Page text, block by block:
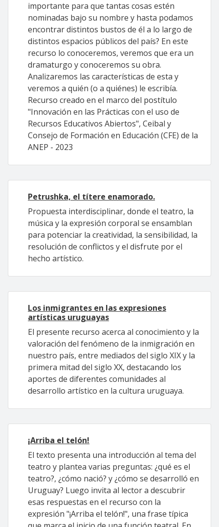
importante para que tantas cosas estén
nominadas bajo su nombre y hasta podamos
encontrar distintos bustos de él a lo largo de
distintos espacios públicos del país? En este
recurso lo conoceremos, veremos que era un
dramaturgo y conoceremos su obra.
Analizaremos las características de esta y
veremos a quién (o a quiénes) le escribía.
Recurso creado en el marco del postítulo
"Innovación en las Prácticas con el uso de
Recursos Educativos Abiertos", Ceibal y
Consejo de Formación en Educación (CFE) de la
ANEP - 2023
Petrushka, el títere enamorado.
Propuesta interdisciplinar, donde el teatro, la
música y la expresión corporal se ensamblan
para potenciar la creatividad, la sensibilidad, la
resolución de conflictos y el disfrute por el
hecho artístico.
Los inmigrantes en las expresiones
artísticas uruguayas
El presente recurso acerca al conocimiento y la
valoración del fenómeno de la inmigración en
nuestro país, entre mediados del siglo XIX y la
primera mitad del siglo XX, destacando los
aportes de diferentes comunidades al
desarrollo artístico en la cultura uruguaya.
¡Arriba el telón!
El texto presenta una introducción al tema del
teatro y plantea varias preguntas: ¿qué es el
teatro?, ¿cómo nació? y ¿cómo se desarrolló en
Uruguay? Luego invita al lector a descubrir
esas respuestas en el recurso con la
expresión "¡Arriba el telón!", una frase típica